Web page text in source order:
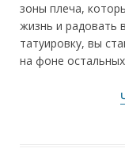
зоны плеча,
жизнь и радовать
татуировку, вы
на фоне